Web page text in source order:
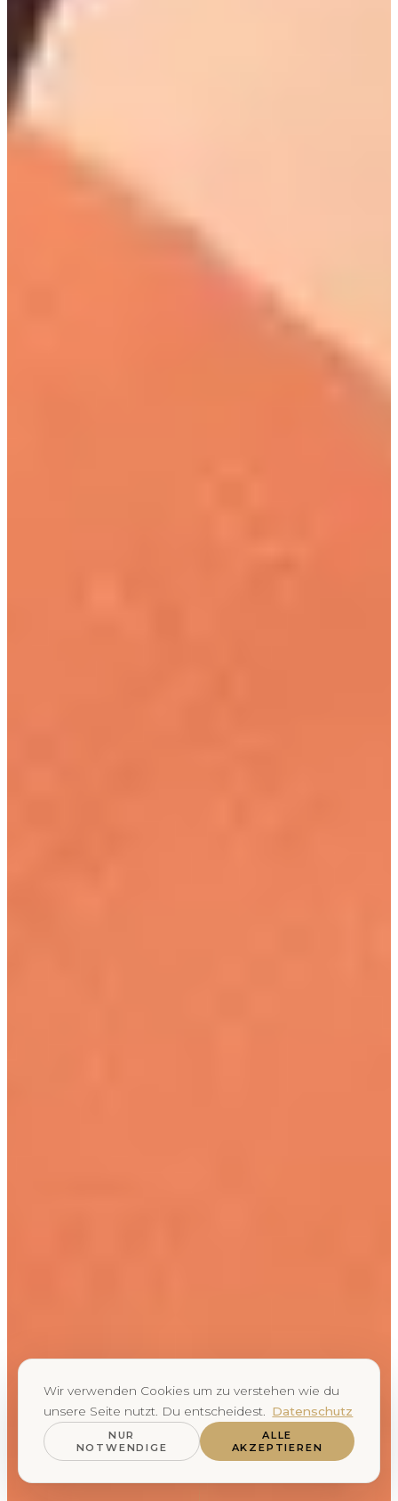
Wir verwenden Cookies um zu verstehen wie du
unsere Seite nutzt. Du entscheidest.
Datenschutz
NUR
NOTWENDIGE
ALLE
AKZEPTIEREN